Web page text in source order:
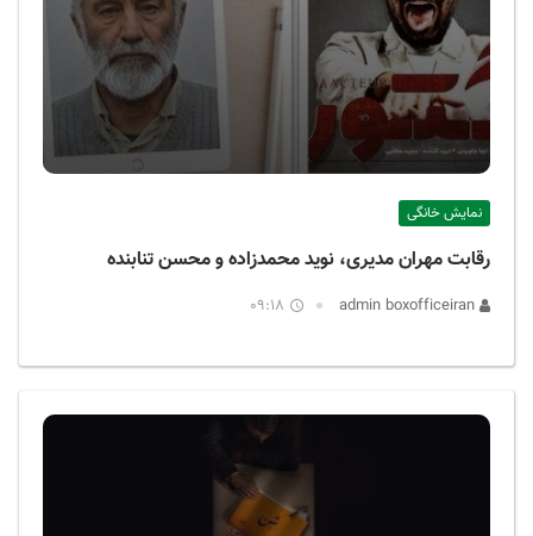
نمایش خانگی
رقابت مهران مدیری، نوید محمدزاده و محسن تنابنده
09:18